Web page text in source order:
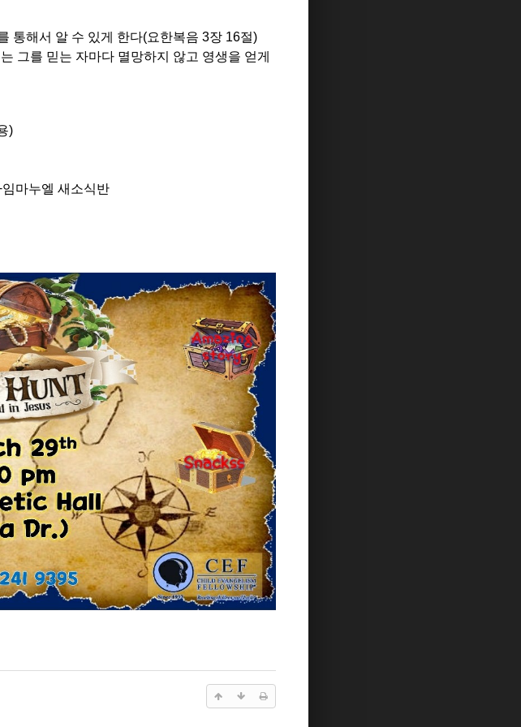
통해서 알 수 있게 한다(요한복음 3장 16절)
그를 믿는 자마다 멸망하지 않고 영생을 얻게
)
마누엘 새소식반